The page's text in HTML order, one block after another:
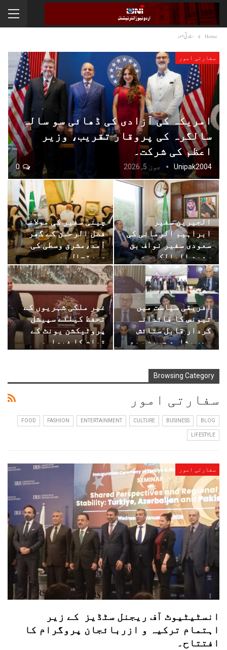
Home سفارتی امور
سفارتی امور
امریکہ کی آزادی کی ڈھائی سو سالہ
سالگرہ کی پروقار تقریب، وزیر
اعظم کی شرکت۔
Unipak2004 جون 5, 2026 0
الجیرین سفیر
ابراہیم الرمانی کی
سعودی سفیر نواف بن
سعید المالکی سے…
چینی سفیر کی مولانا
فضل الرحمن کے گھر
آمد،مشرق وسطی کی
صورتحال پر…
افریقی سیاست میں
تیونس کا قائدانہ
کردار قابل ستائش
ہے، مشاہد حسین سید۔
غیر ملکی شہریوں کے
تحفظ کیلئے سپیشل
پروٹیکشن یونٹ کے
قیام کا فیصلہ،
Browsing Category
سفارتی امور
BLOG
BUSINESS
CULTURE
ENTERTAINMENT
FASHION
FOOD
LIFESTYLE
سفارتی امور
انسٹیٹیوٹ آف ریجنل سٹڈیز کے زیر
اہتمام ترکیہ و ازربائجان پروگرام کا
افتتاح۔